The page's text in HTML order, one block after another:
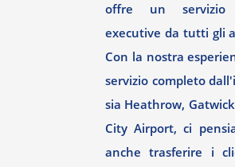
offre un servizio
executive da tutti gli
Con la nostra
servizio completo
sia Heathrow,
City Airport, ci
anche trasferire i